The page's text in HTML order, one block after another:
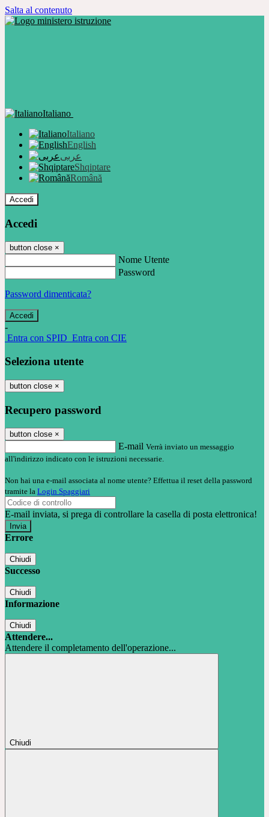
Salta al contenuto
Italiano
Italiano
English
عربى
Shqiptare
Română
Accedi
Accedi
button close ×
Nome Utente
Password
Password dimenticata?
-
Entra con SPID Entra con CIE
Seleziona utente
button close ×
Recupero password
button close ×
E-mail Verrà inviato un messaggio
all'indirizzo indicato con le istruzioni necessarie.
Non hai una e-mail associata al nome utente? Effettua il reset della password
tramite la Login Spaggiari
E-mail inviata, si prega di controllare la casella di posta elettronica!
Errore
Chiudi
Successo
Chiudi
Informazione
Chiudi
Attendere...
Attendere il completamento dell'operazione...
Chiudi